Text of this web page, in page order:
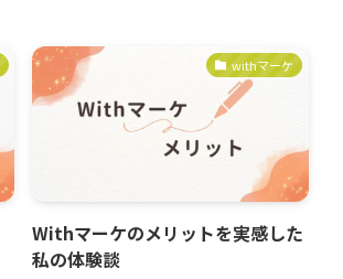
withマーケ
Withマーケのメリットを実感した
私の体験談